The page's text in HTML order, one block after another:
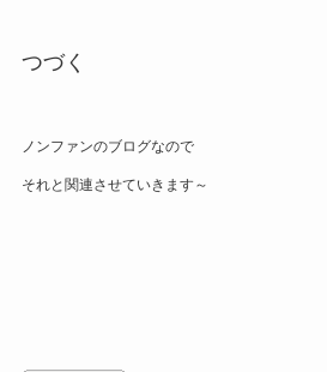
つづく
ノンファンのブログなので
それと関連させていきます～